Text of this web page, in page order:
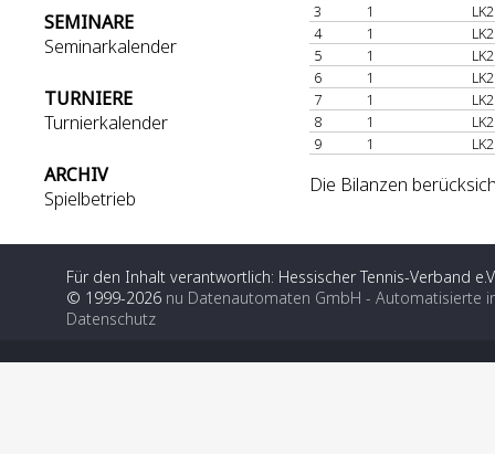
SEMINARE
Seminarkalender
TURNIERE
Turnierkalender
ARCHIV
Spielbetrieb
3
1
4
1
5
1
6
1
7
1
8
1
9
1
Die Bilanzen
Für den Inhalt verantwortlich: Hessischer Tennis-Verband
© 1999-2026 nu Datenautomaten GmbH - Automatisierte
Datenschutz